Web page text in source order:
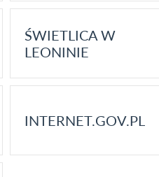
ŚWIETLICA W
LEONINIE
INTERNET.GOV.PL